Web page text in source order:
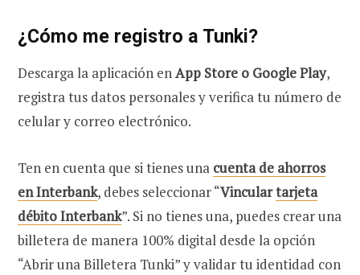
¿Cómo me registro a Tunki?
Descarga la aplicación enApp Store o Google Play,
registra tus datos personales y verifica tu número de
celular y correo electrónico.
Ten en cuenta que si tienes una cuenta de ahorros
en Interbank, debes seleccionar “Vinculartarjeta
débito Interbank”. Si no tienes una, puedes crear una
billetera de manera 100% digital desde la opción
“Abrir una Billetera Tunki” y validar tu identidad con